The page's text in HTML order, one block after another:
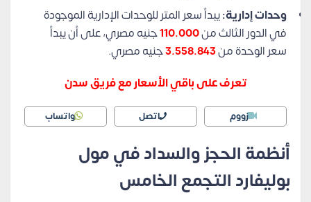
وحدات إدارية:يبدأ سعر المتر للوحدات الإدارية الموجودة
في الدور الثالث من110.000جنيه مصري، على أن يبدأ
سعر الوحدة من3.558.843جنيه مصري.
تعرف على باقي الأسعار مع فريق سدن
زووم اتصل واتساب
أنظمة الحجز والسداد في مول
بوليفارد التجمع الخامس